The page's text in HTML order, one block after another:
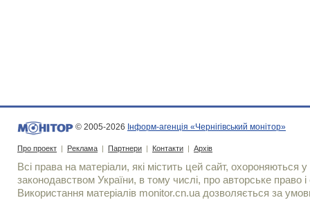
© 2005-2026 Інформ-агенція «Чернігівський монітор»
Про проект | Реклама | Партнери | Контакти | Архів
Всі права на матеріали, які містить цей сайт, охороняються у
законодавством України, в тому числі, про авторське право і
Використання матерiалiв monitor.cn.ua дозволяється за